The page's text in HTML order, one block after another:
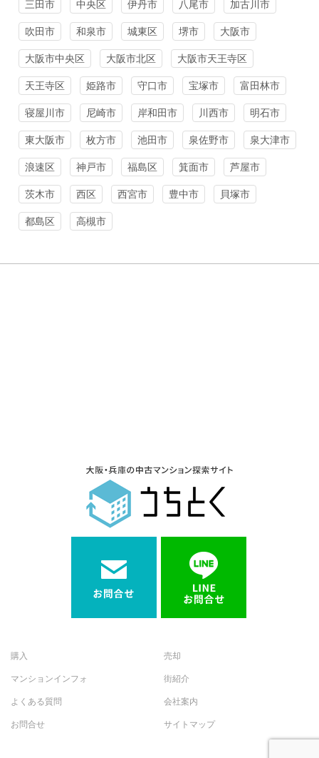
三田市 中央区 伊丹市 八尾市 加古川市
吹田市 和泉市 城東区 堺市 大阪市
大阪市中央区 大阪市北区 大阪市天王寺区
天王寺区 姫路市 守口市 宝塚市 富田林市
寝屋川市 尼崎市 岸和田市 川西市 明石市
東大阪市 枚方市 池田市 泉佐野市 泉大津市
浪速区 神戸市 福島区 箕面市 芦屋市
茨木市 西区 西宮市 豊中市 貝塚市
都島区 高槻市
購入 売却
マンションインフォ 街紹介
よくある質問 会社案内
お問合せ サイトマップ